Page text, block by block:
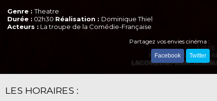
Genre :Theatre
Durée : 02h30 Réalisation : Dominique Thiel
Acteurs : La troupe de la Comédie-Française
Partagez vos envies cinéma :
Facebook Twitter
LES HORAIRES :